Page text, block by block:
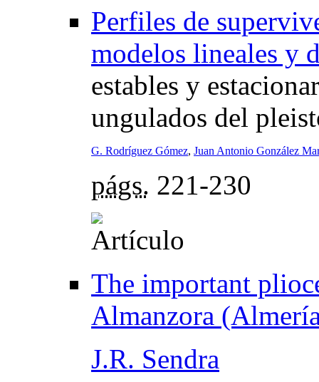
Perfiles de
modelos lineales y
estables y
ungulados del
G. Rodríguez Gómez, Juan Antonio González
págs. 221-230
The important
Almanzora
J.R. Sendra